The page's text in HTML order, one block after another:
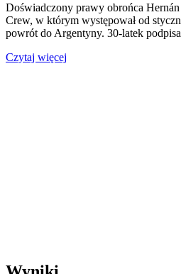
Doświadczony prawy obrońca
Crew, w którym występował od
powrót do Argentyny. 30-latek
Czytaj więcej